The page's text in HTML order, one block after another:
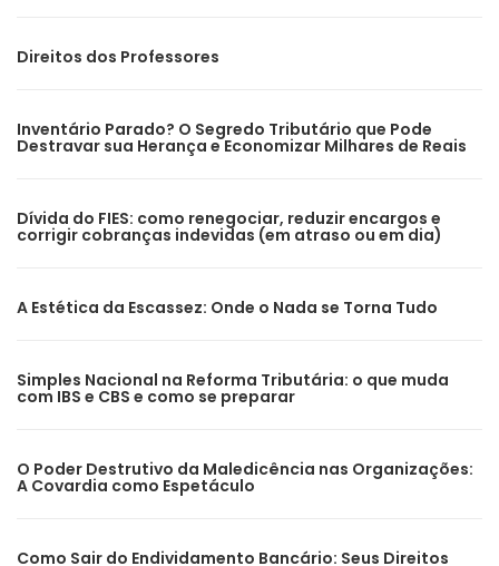
Direitos dos Professores
Inventário Parado? O Segredo Tributário que Pode
Destravar sua Herança e Economizar Milhares de Reais
Dívida do FIES: como renegociar, reduzir encargos e
corrigir cobranças indevidas (em atraso ou em dia)
A Estética da Escassez: Onde o Nada se Torna Tudo
Simples Nacional na Reforma Tributária: o que muda
com IBS e CBS e como se preparar
O Poder Destrutivo da Maledicência nas Organizações:
A Covardia como Espetáculo
Como Sair do Endividamento Bancário: Seus Direitos